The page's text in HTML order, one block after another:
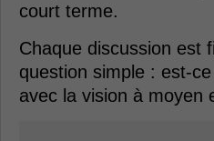
court terme.
Chaque discussion est
question simple : est-
avec la vision à moyen